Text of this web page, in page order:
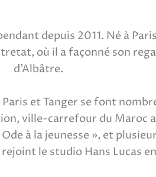
depuis 2011. Né à
où il a façonné son
d’Albâtre.
et Tanger se font
ville-carrefour du Maroc
à la jeunesse », et
le studio Hans Lucas